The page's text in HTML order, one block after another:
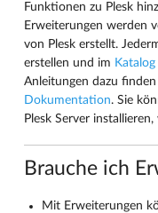
Funktionen zu Plesk
Erweiterungen werden
von Plesk erstellt.
erstellen und im
Anleitungen dazu
Dokumentation. Sie
Plesk Server
Brauche ich
Mit Erweiterungen